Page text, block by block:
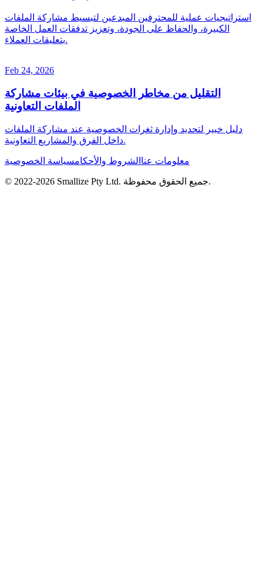
استراتيجيات عملية للمحترفين المبدعين لتبسيط مشاركة الملفات
الكبيرة، والحفاظ على الجودة، وتعزيز تدفقات العمل الخاصة
بتعليقات العملاء.
Feb 24, 2026
التقليل من مخاطر الخصوصية في بيئات مشاركة
الملفات التعاونية
دليل خبير لتحديد وإدارة ثغرات الخصوصية عند مشاركة الملفات
داخل الفرق والمشاريع التعاونية.
معلومات عنا الشروط والأحكامسياسة الخصوصية
© 2022-2026 Smallize Pty Ltd. جميع الحقوق محفوظة.